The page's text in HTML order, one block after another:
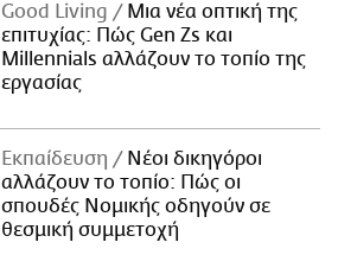
Good Living
Μια νέα οπτική της
επιτυχίας: Πώς Gen Zs και
Millennials αλλάζουν το τοπίο της
εργασίας
Εκπαίδευση
Νέοι δικηγόροι
αλλάζουν το τοπίο: Πώς οι
σπουδές Νομικής οδηγούν σε
θεσμική συμμετοχή